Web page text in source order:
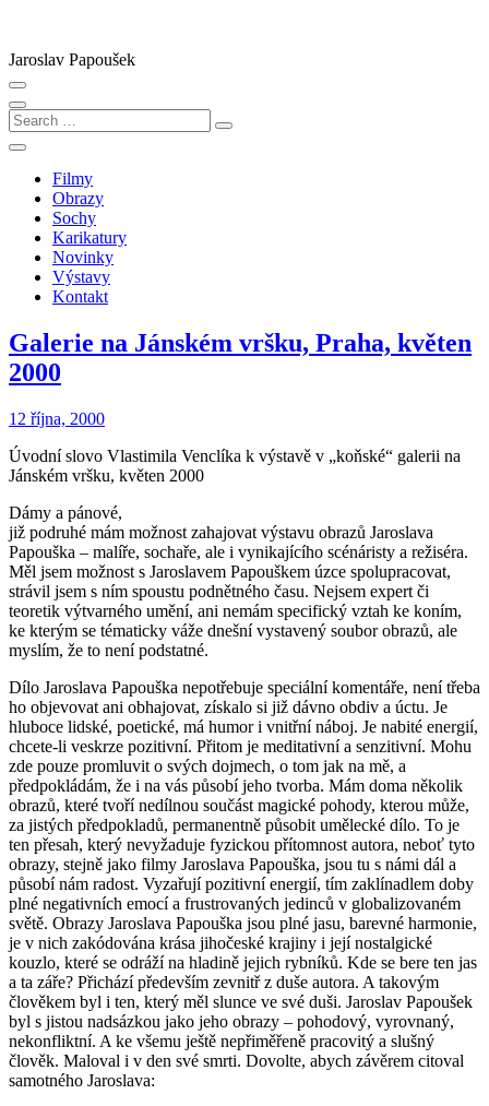
content
Jaroslav Papoušek
Search
…
Filmy
Obrazy
Sochy
Karikatury
Novinky
Výstavy
Kontakt
Galerie na Jánském vršku, Praha, květen
2000
12 října, 2000
Úvodní slovo Vlastimila Venclíka k výstavě v „koňské“ galerii na
Jánském vršku, květen 2000
Dámy a pánové,
již podruhé mám možnost zahajovat výstavu obrazů Jaroslava
Papouška – malíře, sochaře, ale i vynikajícího scénáristy a režiséra.
Měl jsem možnost s Jaroslavem Papouškem úzce spolupracovat,
strávil jsem s ním spoustu podnětného času. Nejsem expert či
teoretik výtvarného umění, ani nemám specifický vztah ke koním,
ke kterým se tématicky váže dnešní vystavený soubor obrazů, ale
myslím, že to není podstatné.
Dílo Jaroslava Papouška nepotřebuje speciální komentáře, není třeba
ho objevovat ani obhajovat, získalo si již dávno obdiv a úctu. Je
hluboce lidské, poetické, má humor i vnitřní náboj. Je nabité energií,
chcete-li veskrze pozitivní. Přitom je meditativní a senzitivní. Mohu
zde pouze promluvit o svých dojmech, o tom jak na mě, a
předpokládám, že i na vás působí jeho tvorba. Mám doma několik
obrazů, které tvoří nedílnou součást magické pohody, kterou může,
za jistých předpokladů, permanentně působit umělecké dílo. To je
ten přesah, který nevyžaduje fyzickou přítomnost autora, neboť tyto
obrazy, stejně jako filmy Jaroslava Papouška, jsou tu s námi dál a
působí nám radost. Vyzařují pozitivní energií, tím zaklínadlem doby
plné negativních emocí a frustrovaných jedinců v globalizovaném
světě. Obrazy Jaroslava Papouška jsou plné jasu, barevné harmonie,
je v nich zakódována krása jihočeské krajiny i její nostalgické
kouzlo, které se odráží na hladině jejich rybníků. Kde se bere ten jas
a ta záře? Přichází především zevnitř z duše autora. A takovým
člověkem byl i ten, který měl slunce ve své duši. Jaroslav Papoušek
byl s jistou nadsázkou jako jeho obrazy – pohodový, vyrovnaný,
nekonfliktní. A ke všemu ještě nepřiměřeně pracovitý a slušný
člověk. Maloval i v den své smrti. Dovolte, abych závěrem citoval
samotného Jaroslava: